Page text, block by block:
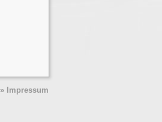
» Impressum